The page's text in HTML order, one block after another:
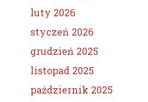
luty 2026
styczeń 2026
grudzień 2025
listopad 2025
październik 2025